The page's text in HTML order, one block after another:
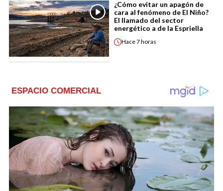
¿Cómo evitar un apagón de
cara al fenómeno de El Niño?
El llamado del sector
energético a de la Espriella
Hace7 horas